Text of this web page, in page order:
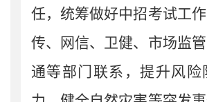
任，统筹做好中招考试工作
传、网信、卫健、市场监
通等部门联系，提升风险